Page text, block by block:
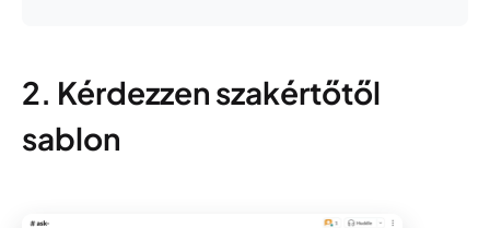
2. Kérdezzen szakértőtől
sablon